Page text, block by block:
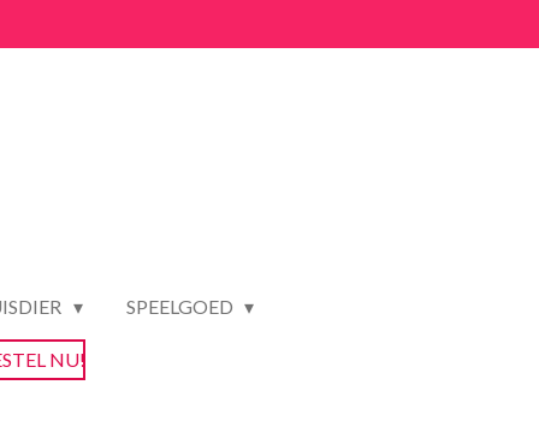
SPEELGOED
NU!